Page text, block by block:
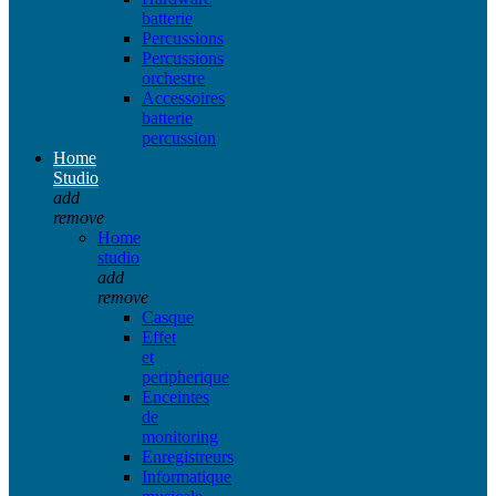
batterie
Percussions
Percussions
orchestre
Accessoires
batterie
percussion
Home
Studio
add
remove
Home
studio
add
remove
Casque
Effet
et
peripherique
Enceintes
de
monitoring
Enregistreurs
Informatique